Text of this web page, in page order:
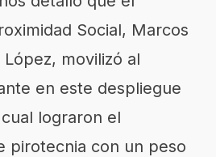
Social, Marcos
movilizó al
en este despliegue
lograron el
pirotecnia con un peso